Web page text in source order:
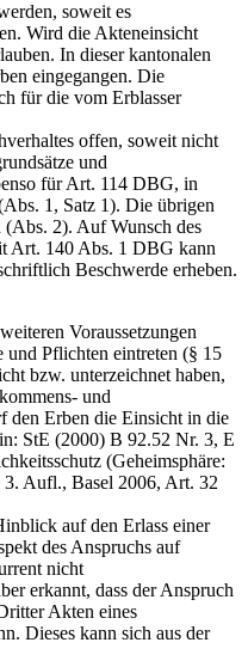
soweit es
Wird die Akteneinsicht
In dieser kantonalen
eingegangen. Die
für die vom Erblasser
offen, soweit nicht
und
für Art. 114 DBG, in
1, Satz 1). Die übrigen
(Abs. 2). Auf Wunsch des
Art. 140 Abs. 1 DBG kann
Beschwerde erheben.
Voraussetzungen
und Pflichten eintreten (§ 15
bzw. unterzeichnet haben,
und
den Erben die Einsicht in die
StE (2000) B 92.52 Nr. 3, E
(Geheimsphäre:
3. Aufl., Basel 2006, Art. 32
auf den Erlass einer
des Anspruchs auf
nicht
erkannt, dass der Anspruch
Akten eines
Dieses kann sich aus der